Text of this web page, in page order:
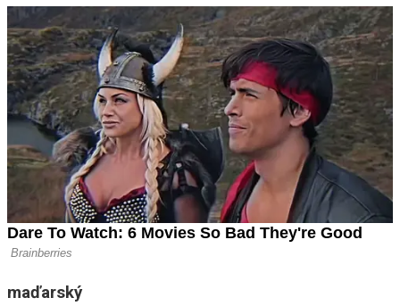
maďarský